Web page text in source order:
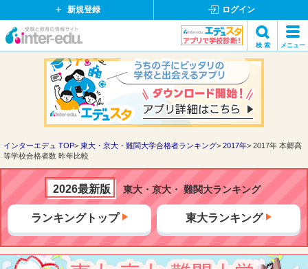
新規登録 ログイン
イ
ド
ッ
ト
検 索 メニュー
検索
インターエデュ TOP 東大・京大・難関大学合格者ランキング 2017年
2017年 本郷高
等学校合格者数 昨年比較
2026最新版 東大・京大・ 難関大ランキング
ランキングトップ 東大ランキング